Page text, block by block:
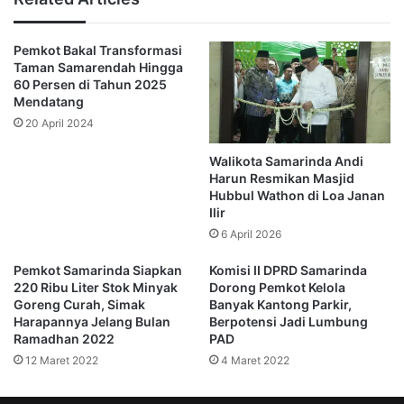
selesai.
“KS Tubun Dalam sementara proses normaliasi aliran,” ujar
Wahid Hasyim.
Lebih lanjut ia mengatakan, di sejumlah kawasan yang
terdampat relokasi pipa PDAM sudah kembali mengalir
“Alhamdulillah di beberapa area terkonfirmasi sudah mulai
(Redaksi)
PDAM
Pemkot Bakal Transformasi
Taman Samarendah Hingga
60 Persen di Tahun 2025
Mendatang
20 April 2024
Walikota Samarinda Andi
Harun Resmikan Masjid
Hubbul Wathon di Loa Janan
Ilir
6 April 2026
Pemkot Samarinda Siapkan
220 Ribu Liter Stok Minyak
Goreng Curah, Simak
Harapannya Jelang Bulan
Ramadhan 2022
12 Maret 2022
Komisi II DPRD Samarinda
Dorong Pemkot Kelola
Banyak Kantong Parkir,
Berpotensi Jadi Lumbung
PAD
4 Maret 2022